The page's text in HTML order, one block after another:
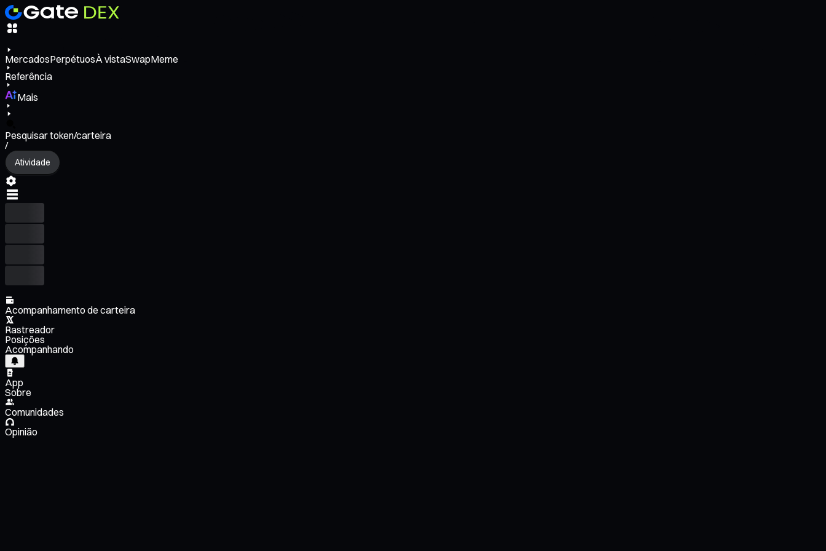
MercadosPerpétuosÀ vistaSwapMeme
Referência
Mais
Pesquisar token/carteira
/
Atividade
Acompanhamento de carteira
Rastreador
Posições
Acompanhando
App
Sobre
Comunidades
Opinião